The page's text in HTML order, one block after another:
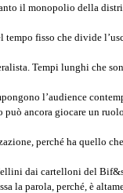
il monopolio della
tempo fisso che divide
Tempi lunghi che
l’audience
ancora giocare un
perché ha quello
dai cartelloni del
la parola, perché, è